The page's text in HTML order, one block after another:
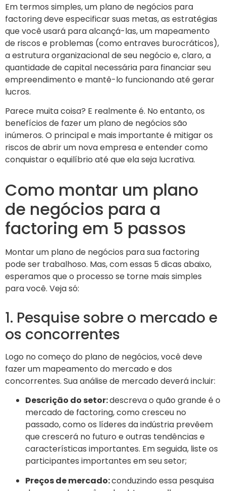
Em termos simples, um plano de negócios para
factoring deve especificar suas metas, as estratégias
que você usará para alcançá-las, um mapeamento
de riscos e problemas (como entraves burocráticos),
a estrutura organizacional de seu negócio e, claro, a
quantidade de capital necessária para financiar seu
empreendimento e mantê-lo funcionando até gerar
lucros.
Parece muita coisa? E realmente é. No entanto, os
benefícios de fazer um plano de negócios são
inúmeros. O principal e mais importante é mitigar os
riscos de abrir um nova empresa e entender como
conquistar o equilíbrio até que ela seja lucrativa.
Como montar um plano
de negócios para a
factoring em 5 passos
Montar um plano de negócios para sua factoring
pode ser trabalhoso. Mas, com essas 5 dicas abaixo,
esperamos que o processo se torne mais simples
para você. Veja só:
1. Pesquise sobre o mercado e
os concorrentes
Logo no começo do plano de negócios, você deve
fazer um mapeamento do mercado e dos
concorrentes. Sua análise de mercado deverá incluir:
Descrição do setor:descreva o quão grande é o
mercado de factoring, como cresceu no
passado, como os líderes da indústria prevêem
que crescerá no futuro e outras tendências e
características importantes. Em seguida, liste os
participantes importantes em seu setor;
Preços de mercado:conduzindo essa pesquisa